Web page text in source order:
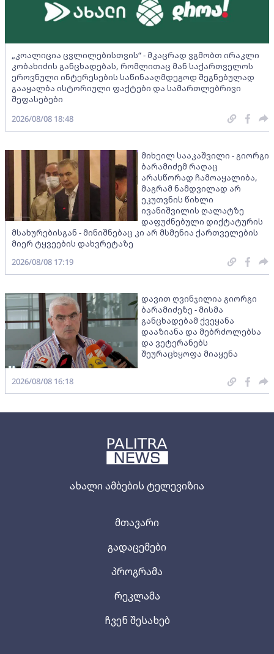
ახალი ამბების ტელევიზია
მთავარი
გადაცემები
პროგრამა
რეკლამა
ჩვენ შესახებ
„კოალიცია ცვლილებისთვის“ - მკაცრად ვგმობთ ირაკლი
კობახიძის განცხადებას, რომლითაც მან საქართველოს
ეროვნული ინტერესების საწინააღმდეგოდ შეგნებულად
გააყალბა ისტორიული ფაქტები და სამართლებრივი
შეფასებები
2026/08/08 18:48
მიხეილ სააკაშვილი - გიორგი
ბარამიძემ რაღაც
არასწორად ჩამოაყალიბა,
მაგრამ ნამდვილად არ
ეკუთვნის წიხლი
ივანიშვილის ღალატზე
დაფუძნებული დიქტატურის
მსახურებისგან - მინიშნებაც კი არ მსმენია ქართველების
მიერ ტყვეების დახვრეტაზე
2026/08/08 17:19
დავით ღვინჯილია გიორგი
ბარამიძეზე - მისმა
განცხადებამ ქვეყანა
დააზიანა და მებრძოლებსა
და ვეტერანებს
შეურაცხყოფა მიაყენა
2026/08/08 16:18